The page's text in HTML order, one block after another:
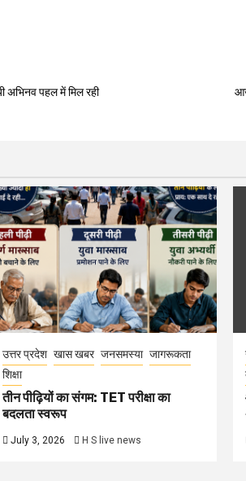
अभिनव पहल में मिल रही
उत्तर प्रदेश खास खबर जनसमस्या जागरूकता
शिक्षा
तीन पीढ़ियों का संगम: TET परीक्षा का
बदलता स्वरूप
July 3, 2026 H S live news